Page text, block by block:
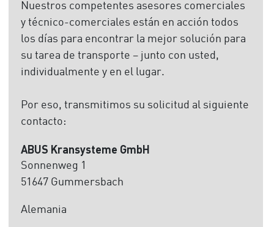
Nuestros competentes asesores comerciales
y técnico-comerciales están en acción todos
los días para encontrar la mejor solución para
su tarea de transporte – junto con usted,
individualmente y en el lugar.
Por eso, transmitimos su solicitud al siguiente
contacto:
ABUS Kransysteme GmbH
Sonnenweg 1
51647 Gummersbach
Alemania